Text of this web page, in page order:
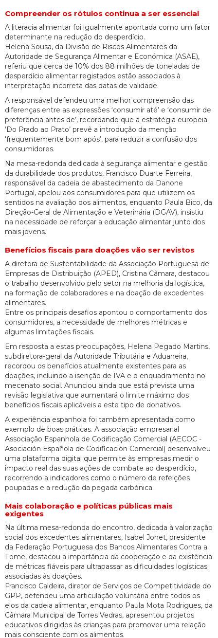
Compreender os rótulos continua a ser essencial
A literacia alimentar foi igualmente apontada como um fator
determinante na redução do desperdício.
Helena Sousa, da Divisão de Riscos Alimentares da
Autoridade de Segurança Alimentar e Económica (ASAE),
referiu que cerca de 10% dos 88 milhões de toneladas de
desperdício alimentar registados estão associados à
interpretação incorreta das datas de validade.
A responsável defendeu uma melhor compreensão das
diferenças entre as expressões ‘consumir até’ e ‘consumir de
preferência antes de’, recordando que a estratégia europeia
‘Do Prado ao Prato’ prevê a introdução da menção
‘frequentemente bom após’, para reduzir a confusão dos
consumidores.
Na mesa-redonda dedicada à segurança alimentar e gestão
da durabilidade dos produtos, Francisco Duarte Ferreira,
responsável da cadeia de abastecimento da Danone
Portugal, apelou aos consumidores para que utilizem os
sentidos na avaliação dos alimentos, enquanto Paula Bico, da
Direção-Geral de Alimentação e Veterinária (DGAV), insistiu
na necessidade de reforçar a educação alimentar junto dos
mais jovens.
Benefícios fiscais para doações vão ser revistos
A diretora de Sustentabilidade da Associação Portuguesa de
Empresas de Distribuição (APED), Cristina Câmara, destacou
o trabalho desenvolvido pelo setor na melhoria da logística,
na formação de colaboradores e na doação de excedentes
alimentares.
Entre os principais desafios apontou o comportamento dos
consumidores, a necessidade de melhores métricas e
algumas limitações fiscais.
Em resposta a estas preocupações, Helena Pegado Martins,
subdiretora-geral da Autoridade Tributária e Aduaneira,
recordou os benefícios atualmente existentes para as
doações, incluindo a isenção de IVA e o enquadramento no
mecenato social. Anunciou ainda que está prevista uma
revisão legislativa que aumentará o limite máximo dos
benefícios fiscais aplicáveis a este tipo de donativos.
A experiência espanhola foi também apresentada como
exemplo de boas práticas. A associação empresarial
Associação Espanhola de Codificação Comercial (AECOC -
Asociación Española de Codificación Comercial) desenvolveu
uma plataforma digital que permite às empresas medir o
impacto real das suas ações de combate ao desperdício,
recorrendo a indicadores como o número de refeições
poupadas e a redução da pegada carbónica.
Mais colaboração e políticas públicas mais
exigentes
Na última mesa-redonda do encontro, dedicada à valorização
social dos excedentes alimentares, Isabel Jonet, presidente
da Federação Portuguesa dos Bancos Alimentares Contra a
Fome, destacou a importância da cooperação e da existência
de métricas fiáveis para ultrapassar as dificuldades logísticas
associadas às doações.
Francisco Caldeira, diretor de Serviços de Competitividade do
GPP, defendeu uma articulação voluntária entre todos os
elos da cadeia alimentar, enquanto Paula Mota Rodrigues, da
Câmara Municipal de Torres Vedras, apresentou projetos
educativos dirigidos às crianças para promover uma relação
mais consciente com os alimentos.